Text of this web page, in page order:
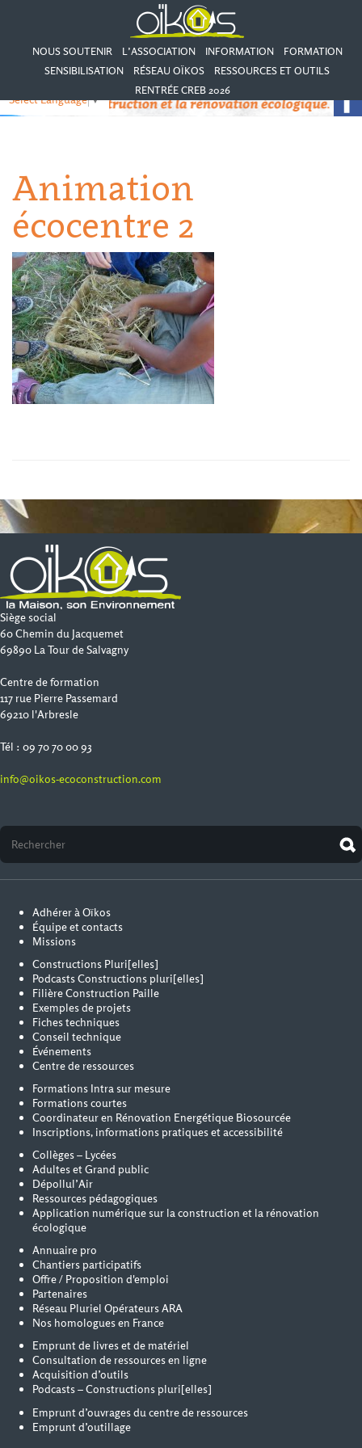
NOUS SOUTENIR L’ASSOCIATION INFORMATION
FORMATION
SENSIBILISATION
RÉSEAU OÏKOS
RESSOURCES ET OUTILS
RENTRÉE CREB 2026
Select Language▼
Animation
écocentre 2
Siège social
60 Chemin du Jacquemet
69890 La Tour de Salvagny
Centre de formation
117 rue Pierre Passemard
69210 l'Arbresle
Tél : 09 70 70 00 93
info@oikos-ecoconstruction.com
Adhérer à Oïkos
Équipe et contacts
Missions
Constructions Pluri[elles]
Podcasts Constructions pluri[elles]
Filière Construction Paille
Exemples de projets
Fiches techniques
Conseil technique
Événements
Centre de ressources
Formations Intra sur mesure
Formations courtes
Coordinateur en Rénovation Energétique Biosourcée
Inscriptions, informations pratiques et accessibilité
Collèges – Lycées
Adultes et Grand public
Dépollul’Air
Ressources pédagogiques
Application numérique sur la construction et la rénovation
écologique
Annuaire pro
Chantiers participatifs
Offre / Proposition d'emploi
Partenaires
Réseau Pluriel Opérateurs ARA
Nos homologues en France
Emprunt de livres et de matériel
Consultation de ressources en ligne
Acquisition d’outils
Podcasts – Constructions pluri[elles]
Emprunt d’ouvrages du centre de ressources
Emprunt d’outillage